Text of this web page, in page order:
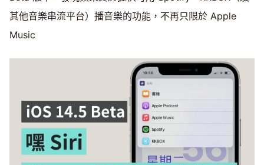
其他音樂串流平台）播音樂的功能，不再只限於 Apple
Music